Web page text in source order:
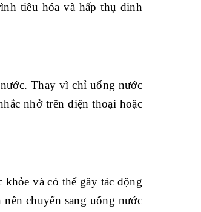
tiêu hóa và hấp thụ dinh
Thay vì chỉ uống nước
nhở trên điện thoại hoặc
và có thể gây tác động
chuyển sang uống nước